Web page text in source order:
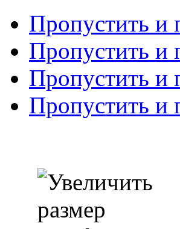
Пропустить и
Пропустить и
Пропустить и
Пропустить и